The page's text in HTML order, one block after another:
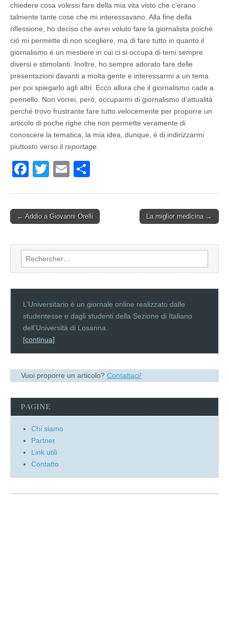
chiedere cosa volessi fare della mia vita visto che c’erano
talmente tante cose che mi interessavano. Alla fine della
riflessione, ho deciso che avrei voluto fare la giornalista poiché
ciò mi permette di non scegliere, ma di fare tutto in quanto il
giornalismo è un mestiere in cui ci si occupa di temi sempre
diversi e stimolanti. Inoltre, ho sempre adorato fare delle
presentazioni davanti a molta gente e interessarmi a un tema
per poi spiegarlo agli altri. Ecco allora che il giornalismo cade a
pennello. Non vorrei, però, occuparmi di giornalismo d’attualità
perché trovo frustrante fare tutto velocemente per proporre un
articolo di poche righe che non permette veramente di
conoscere la tematica; la mia idea, dunque, è di indirizzarmi
piuttosto verso il reportage.
F
e
o
o
k
T
er
E
g
Post
← Addio a Giovanni Orelli La miglior medicina→
Rechercher :
L’Universitario è un giornale online realizzato dalle
studentesse e dagli studenti della Sezione di Italiano
dell’Università di Losanna.
[continua]
Vuoi proporre un articolo? Contattaci!
PAGINE
Chi siamo
Partner
Link utili
Contatto